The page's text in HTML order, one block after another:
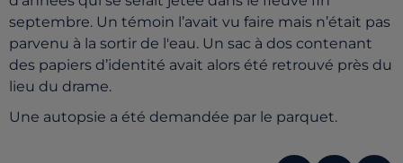
septembre. Un témoin l’avait vu faire mais n’était pas
parvenu à la sortir de l'eau. Un sac à dos contenant
des papiers d’identité avait alors été retrouvé près du
lieu du drame.
Une autopsie a été demandée par le parquet.